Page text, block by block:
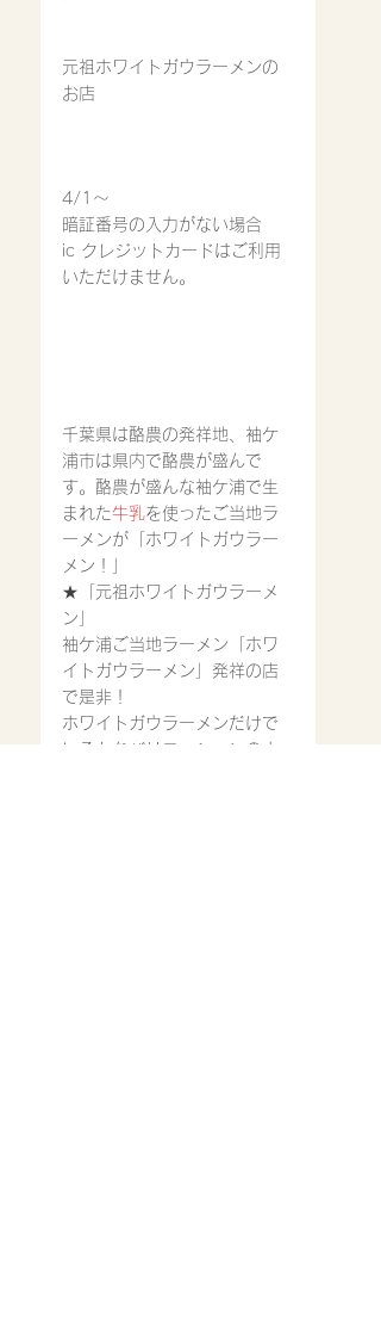
元祖ホワイトガウラーメンの
お店
4/1〜
暗証番号の入力がない場合
ic クレジットカードはご利用
いただけません。
千葉県は酪農の発祥地、袖ケ
浦市は県内で酪農が盛んで
す。酪農が盛んな袖ケ浦で生
まれた牛乳を使ったご当地ラ
ーメンが「ホワイトガウラー
メン！」
★「元祖ホワイトガウラーメ
ン」
袖ケ浦ご当地ラーメン「ホワ
イトガウラーメン」発祥の店
で是非！
ホワイトガウラーメンだけで
いろんなバリエーションのホ